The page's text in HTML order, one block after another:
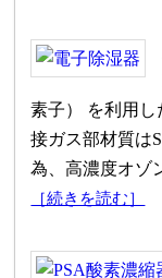
素子） を利用し
接ガス部材質は
為、高濃度オゾ
［続きを読む］